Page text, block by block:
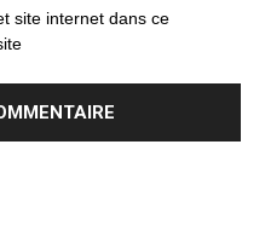
site internet dans ce